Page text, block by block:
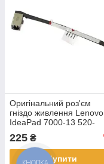
Оригінальний роз'єм
гніздо живлення Lenovo
IdeaPad 7000-13 520-
5C10P57048
225 ₴
Купити